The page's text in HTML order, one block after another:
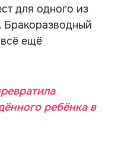
для одного из
Бракоразводный
ещё
ребёнка в